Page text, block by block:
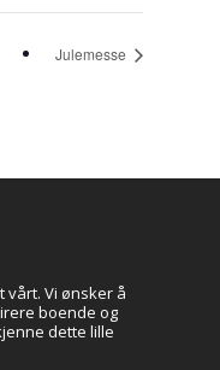
Julemesse
vårt. Vi ønsker å
boende og
dette lille